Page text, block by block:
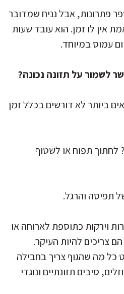
פתרונות, אבל נניח שמדובר
אין לו זמן. הוא עובד שעות
עמוס במיוחד.
לשמור על תזונה נכונה?
ביותר לא דורשים בכלל זמן
לחתוך תפוח או לשטוף
תפיסה והרגל.
וירקות כתוספת לארוחה או
צריכים להיות העיקר.
כל מה שהגוף צריך בחבילה
סיבים תזונתיים ונוגדי